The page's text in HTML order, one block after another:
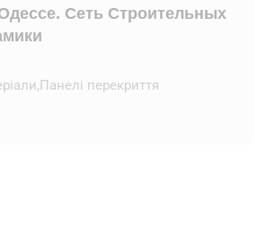
Сеть Строительных
,Панелі перекриття